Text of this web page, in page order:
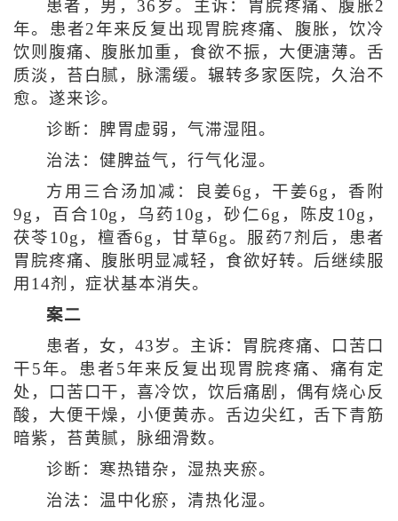
患者，男，36岁。主诉：胃脘疼痛、腹胀2
年。患者2年来反复出现胃脘疼痛、腹胀，饮冷
饮则腹痛、腹胀加重，食欲不振，大便溏薄。舌
质淡，苔白腻，脉濡缓。辗转多家医院，久治不
愈。遂来诊。
诊断：脾胃虚弱，气滞湿阻。
治法：健脾益气，行气化湿。
方用三合汤加减：良姜6g，干姜6g，香附
9g，百合10g，乌药10g，砂仁6g，陈皮10g，
茯苓10g，檀香6g，甘草6g。服药7剂后，患者
胃脘疼痛、腹胀明显减轻，食欲好转。后继续服
用14剂，症状基本消失。
案二
患者，女，43岁。主诉：胃脘疼痛、口苦口
干5年。患者5年来反复出现胃脘疼痛、痛有定
处，口苦口干，喜冷饮，饮后痛剧，偶有烧心反
酸，大便干燥，小便黄赤。舌边尖红，舌下青筋
暗紫，苔黄腻，脉细滑数。
诊断：寒热错杂，湿热夹瘀。
治法：温中化瘀，清热化湿。